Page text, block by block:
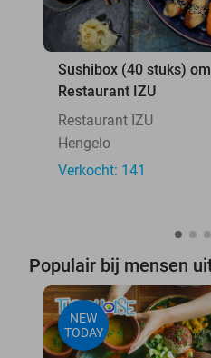
Sushibox (40 stuks)
Restaurant IZU
Restaurant IZU
Hengelo
Verkocht: 141
Populair bij mensen
NEW
TODAY